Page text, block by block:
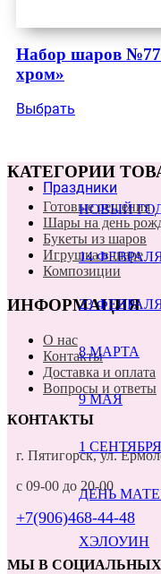
Праздники
НОВЫЙ
14
23
8 МАРТА
9 МАЯ
1 СЕНТЯБРЯ
ДЕНЬ
ХЭЛОУИН
Набор шаров №77
хром»
Выбрать
КАТЕГОРИИ
Готовые решения
Шары на день
Букеты из шаров
Игрушка в шаре
Композиции
ИНФОРМАЦИЯ
О нас
Контакты
Доставка и оплата
Вопросы и ответы
КОНТАКТЫ
г. Пятигорск, ул.
с 09-00 до 20-00
+7(906)468-44-48
МЫ В СОЦИАЛЬНЫХ